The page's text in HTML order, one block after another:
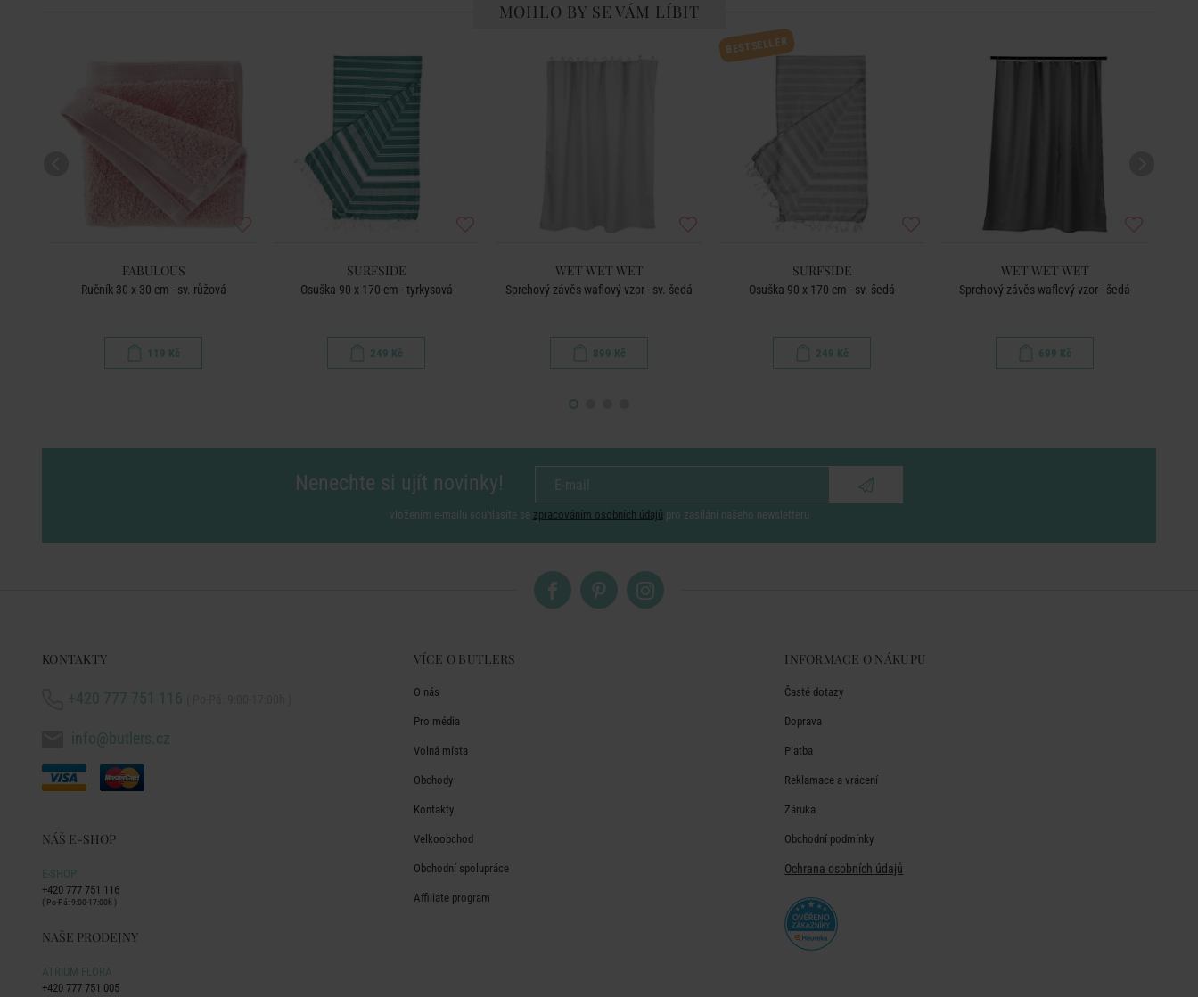
MOHLO BY SE VÁM LÍBIT
FABULOUS
Ručník 30 x 30 cm - sv. růžová
119 Kč
SURFSIDE
Osuška 90 x 170 cm - tyrkysová
249 Kč
WET WET WET
Sprchový závěs waflový vzor - sv. šedá
899 Kč
BESTSELLER
SURFSIDE
Osuška 90 x 170 cm - sv. šedá
249 Kč
WET WET WET
Sprchový závěs waflový vzor - šedá
699 Kč
Nenechte si ujít novinky!
vložením e-mailu souhlasíte se zpracováním osobních údajů pro zasílání našeho newsletteru
KONTAKTY
+420 777 751 116
info@butlers.cz
NÁŠ E-SHOP
E-SHOP
+420 777 751 116
( Po-Pá: 9:00-17:00h )
NAŠE PRODEJNY
ATRIUM FLORA
+420 777 751 005
VÍCE O BUTLERS
O nás
Pro média
Volná místa
Obchody
Kontakty
Velkoobchod
Obchodní spolupráce
Affiliate program
INFORMACE O NÁKUPU
Časté dotazy
Doprava
Platba
Reklamace a vrácení
Záruka
Obchodní podmínky
Ochrana osobních údajů